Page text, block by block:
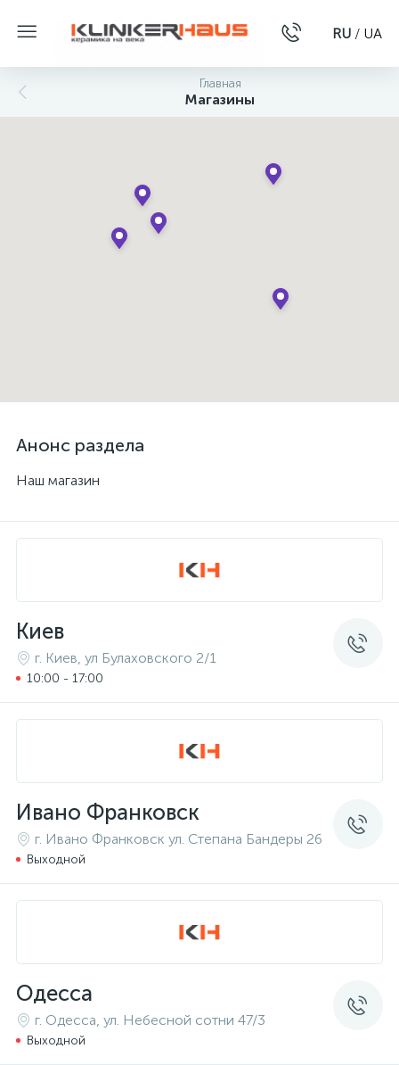
RU / UA
Главная
Магазины
Анонс раздела
Наш магазин
Киев
г. Киев, ул Булаховского 2/1
10:00 - 17:00
Ивано Франковск
г. Ивано Франковск ул. Степана Бандеры 26
Выходной
Одесса
г. Одесса, ул. Небесной сотни 47/3
Выходной